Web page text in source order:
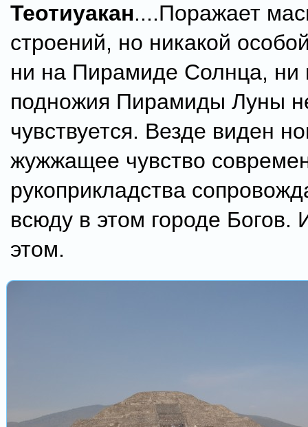
Теотиуакан....Поражает
строений, но никакой
ни на Пирамиде Солнца, ни
подножия Пирамиды Луны
чувствуется. Везде виден
жужжащее чувство
рукоприкладства
всюду в этом городе Богов.
этом.